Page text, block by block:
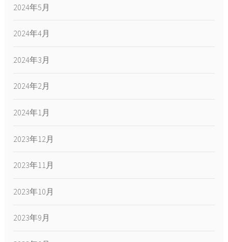
2024年5月
2024年4月
2024年3月
2024年2月
2024年1月
2023年12月
2023年11月
2023年10月
2023年9月